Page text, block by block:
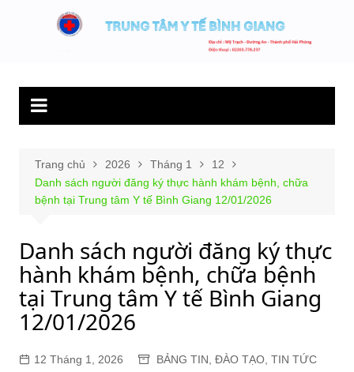
dung
Trung tâm y tế
Hết lòng phục vụ người bệnh và sức khỏe cộng đồng.
Trang chủ 2026 Tháng 1
12
Danh sách người đăng ký thực hành khám bệnh, chữa
bệnh tại Trung tâm Y tế Bình Giang 12/01/2026
Danh sách người đăng ký thực
hành khám bệnh, chữa bệnh
tại Trung tâm Y tế Bình Giang
12/01/2026
12 Tháng 1, 2026 BẢNG TIN ĐÀO TẠO, TIN TỨC